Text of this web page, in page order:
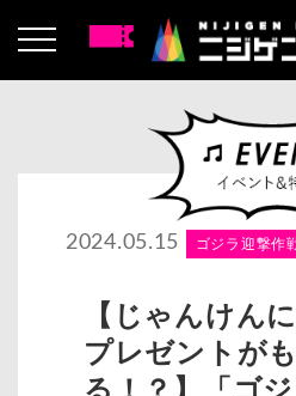
2024.05.15 ゴジラ迎撃作
【じゃんけん
プレゼントが